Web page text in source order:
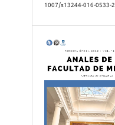
1007/s13244-016-0533-2